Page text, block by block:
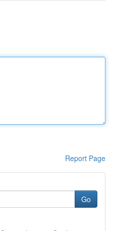
Report Page
Go